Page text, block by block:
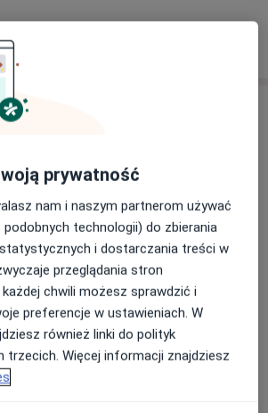
są ceny?
Wolańczyk
Psycholog
60 opinii
Popularny
Czarnecka
prywatność
nam i naszym partnerom używać
podobnych technologii) do zbierania
i dostarczania treści w
przeglądania stron
chwili możesz sprawdzić i
preferencje w ustawieniach. W
również linki do polityk
trzecich. Więcej informacji znajdziesz